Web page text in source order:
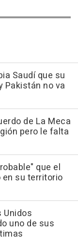
Saudí que su
Pakistán no va
de La Meca
pero le falta
que el
su territorio
Unidos
uno de sus